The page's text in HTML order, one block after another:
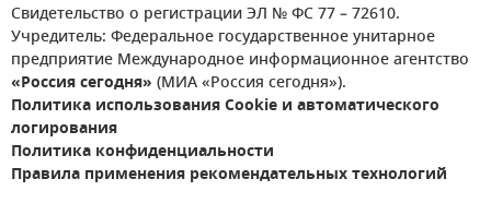
Свидетельство о регистрации ЭЛ № ФС 77 – 72610.
Учредитель: Федеральное государственное унитарное
предприятие Международное информационное агентство
«Россия сегодня» (МИА «Россия сегодня»).
Политика использования Cookie и автоматического
логирования
Политика конфиденциальности
Правила применения рекомендательных технологий